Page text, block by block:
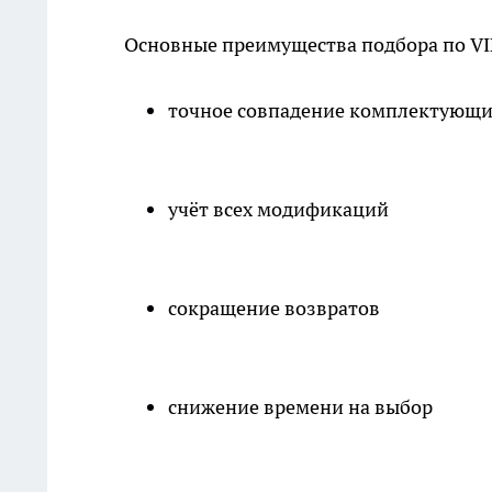
Основные преимущества подбора по
точное совпадение
учёт всех модификаций
сокращение возвратов
снижение времени на выбор